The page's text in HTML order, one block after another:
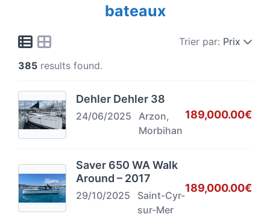
bateaux
Trier par: Prix
385 results found.
Dehler Dehler 38
24/06/2025
Arzon,
Morbihan
189,000.00€
Saver 650 WA Walk
Around – 2017
29/10/2025
Saint-Cyr-
sur-Mer
189,000.00€